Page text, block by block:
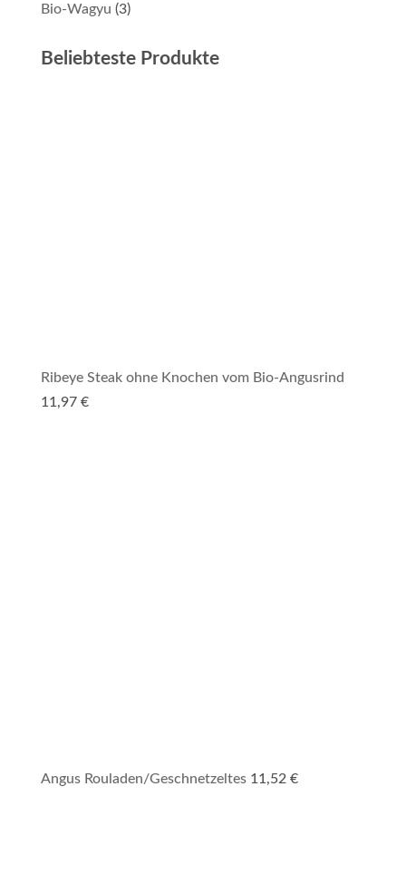
Bio-Wagyu (3)
Beliebteste Produkte
Ribeye Steak ohne Knochen vom Bio-Angusrind
11,97 €
Angus Rouladen/Geschnetzeltes 11,52 €